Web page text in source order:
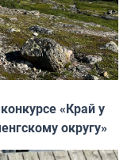
«Край у
округу»